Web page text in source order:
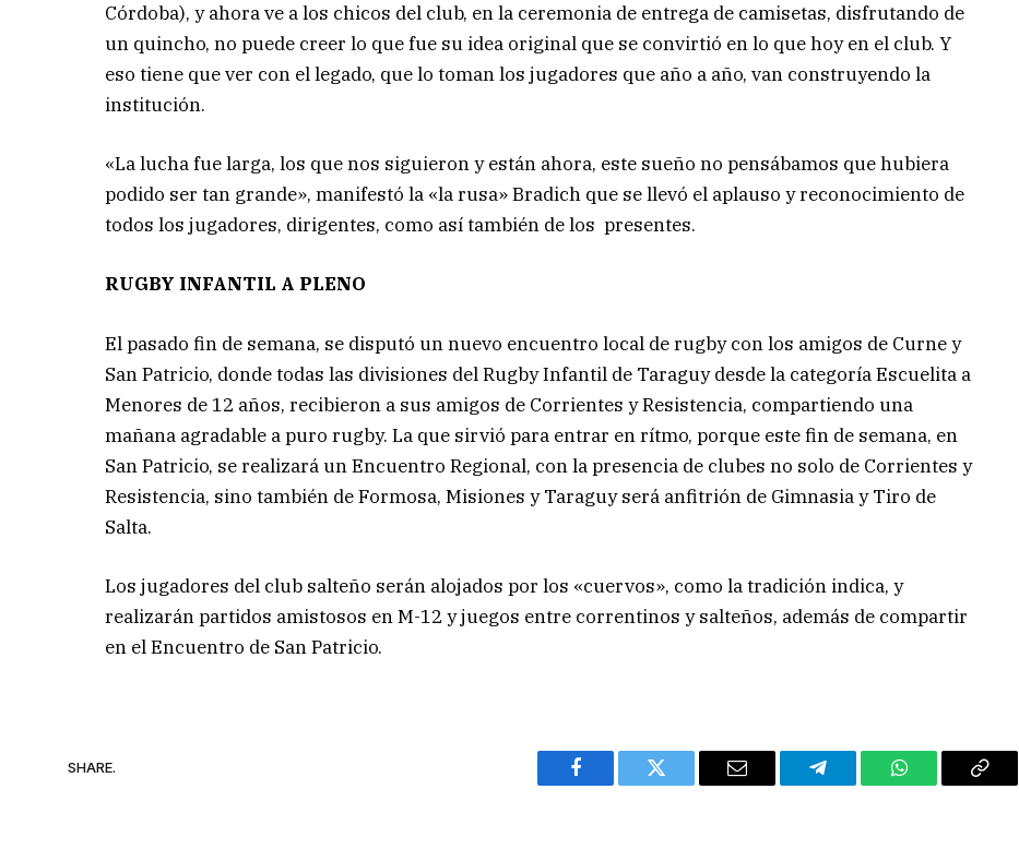
Córdoba), y ahora ve a los chicos del club, en la ceremonia de entrega de camisetas, disfrutando de
un quincho, no puede creer lo que fue su idea original que se convirtió en lo que hoy en el club. Y
eso tiene que ver con el legado, que lo toman los jugadores que año a año, van construyendo la
institución.
«La lucha fue larga, los que nos siguieron y están ahora, este sueño no pensábamos que hubiera
podido ser tan grande», manifestó la «la rusa» Bradich que se llevó el aplauso y reconocimiento de
todos los jugadores, dirigentes, como así también de los presentes.
RUGBY INFANTIL A PLENO
El pasado fin de semana, se disputó un nuevo encuentro local de rugby con los amigos de Curne y
San Patricio, donde todas las divisiones del Rugby Infantil de Taraguy desde la categoría Escuelita a
Menores de 12 años, recibieron a sus amigos de Corrientes y Resistencia, compartiendo una
mañana agradable a puro rugby. La que sirvió para entrar en rítmo, porque este fin de semana, en
San Patricio, se realizará un Encuentro Regional, con la presencia de clubes no solo de Corrientes y
Resistencia, sino también de Formosa, Misiones y Taraguy será anfitrión de Gimnasia y Tiro de
Salta.
Los jugadores del club salteño serán alojados por los «cuervos», como la tradición indica, y
realizarán partidos amistosos en M-12 y juegos entre correntinos y salteños, además de compartir
en el Encuentro de San Patricio.
SHARE.
Facebook Twitter Email Telegram WhatsAppCopy